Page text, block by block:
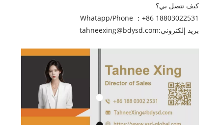
كيف تتصل بي؟
Whatapp/Phone ：+86 18803022531
بريد إلكتروني:tahneexing@bdysd.com